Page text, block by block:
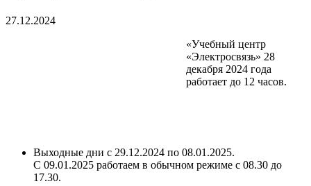
27.12.2024
«Учебный центр
«Электросвязь» 28
декабря 2024 года
работает до 12 часов.
Выходные дни с 29.12.2024 по 08.01.2025.
С 09.01.2025 работаем в обычном режиме с 08.30 до
17.30.